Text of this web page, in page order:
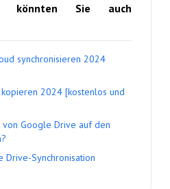
könnten Sie auch
synchronisieren 2024
2024 [kostenlos und
von Google Drive auf den
Drive-Synchronisation